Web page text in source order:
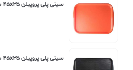
سینی پلی پروپیلن ۴۵x۳۵ سانتیمتری نارنجی کیچن تک
سینی پلی پروپیلن ۴۵x۳۵ سانتیمتری مشکی کیچن تک